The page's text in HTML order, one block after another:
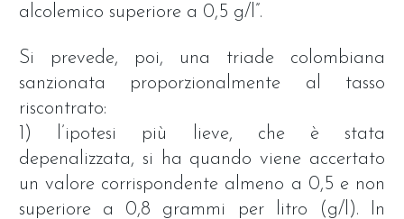
alcolemico superiore a 0,5 g/l”.
Si prevede, poi, una triade colombiana
sanzionata proporzionalmente al tasso
riscontrato:
1) l’ipotesi più lieve, che è stata
depenalizzata, si ha quando viene accertato
un valore corrispondente almeno a 0,5 e non
superiore a 0,8 grammi per litro (g/l). In